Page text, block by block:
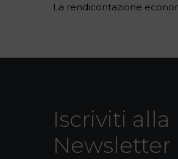
La rendicontazione
Iscriviti alla
Newsletter